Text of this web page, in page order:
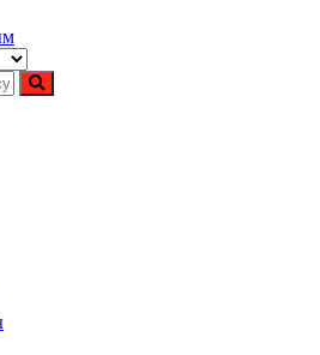
городе Надым. Ямало-Ненецкий